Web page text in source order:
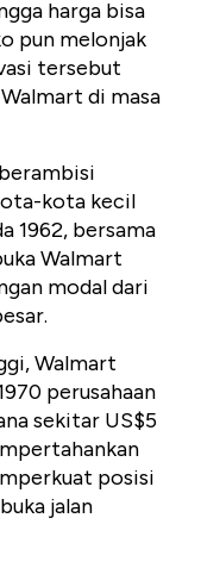
harga bisa
pun melonjak
tersebut
di masa
kota kecil
1962, bersama
Walmart
modal dari
Walmart
perusahaan
sekitar US$5
posisi
jalan